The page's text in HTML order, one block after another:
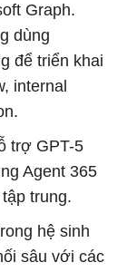
Graph.
dùng
để triển khai
internal
trợ GPT-5
Agent 365
trung.
hệ sinh
sâu với các